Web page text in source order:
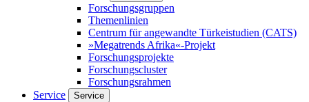
Forschungsgruppen
Themenlinien
Centrum für angewandte Türkeistudien (CATS)
»Megatrends Afrika«-Projekt
Forschungsprojekte
Forschungscluster
Forschungsrahmen
Service
Service